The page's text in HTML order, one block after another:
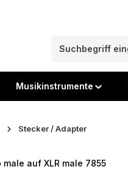
Musikinstrumente
Stecker / Adapter